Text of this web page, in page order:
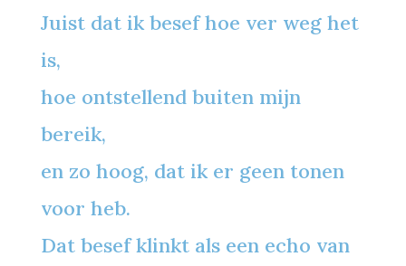
Juist dat ik besef hoe ver weg het
is,
hoe ontstellend buiten mijn
bereik,
en zo hoog, dat ik er geen tonen
voor heb.
Dat besef klinkt als een echo van